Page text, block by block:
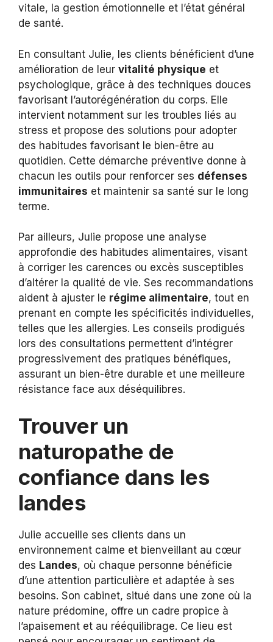
vitale, la gestion émotionnelle et l’état général
de santé.
En consultant Julie, les clients bénéficient d’une
amélioration de leur vitalité physique et
psychologique, grâce à des techniques douces
favorisant l’autorégénération du corps. Elle
intervient notamment sur les troubles liés au
stress et propose des solutions pour adopter
des habitudes favorisant le bien-être au
quotidien. Cette démarche préventive donne à
chacun les outils pour renforcer ses défenses
immunitaires et maintenir sa santé sur le long
terme.
Par ailleurs, Julie propose une analyse
approfondie des habitudes alimentaires, visant
à corriger les carences ou excès susceptibles
d’altérer la qualité de vie. Ses recommandations
aident à ajuster le régime alimentaire, tout en
prenant en compte les spécificités individuelles,
telles que les allergies. Les conseils prodigués
lors des consultations permettent d’intégrer
progressivement des pratiques bénéfiques,
assurant un bien-être durable et une meilleure
résistance face aux déséquilibres.
Trouver un
naturopathe de
confiance dans les
landes
Julie accueille ses clients dans un
environnement calme et bienveillant au cœur
des Landes, où chaque personne bénéficie
d’une attention particulière et adaptée à ses
besoins. Son cabinet, situé dans une zone où la
nature prédomine, offre un cadre propice à
l’apaisement et au rééquilibrage. Ce lieu est